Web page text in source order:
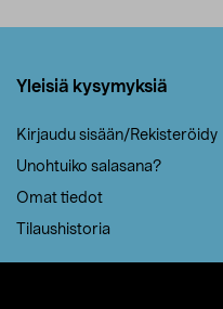
Yleisiä kysymyksiä
Kirjaudu sisään/Rekisteröidy
Unohtuiko salasana?
Omat tiedot
Tilaushistoria